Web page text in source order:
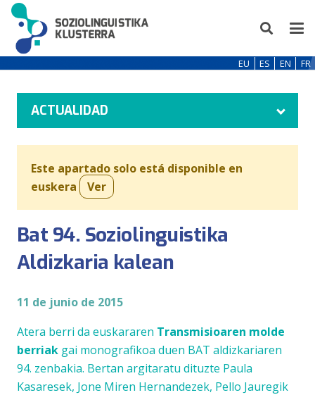
EU ES EN FR
ACTUALIDAD
Este apartado solo está disponible en
euskera
Ver
Bat 94. Soziolinguistika
Aldizkaria kalean
11 de junio de 2015
Atera berri da euskararen Transmisioaren molde
berriak gai monografikoa duen BAT aldizkariaren
94. zenbakia. Bertan argitaratu dituzte Paula
Kasaresek, Jone Miren Hernandezek, Pello Jauregik